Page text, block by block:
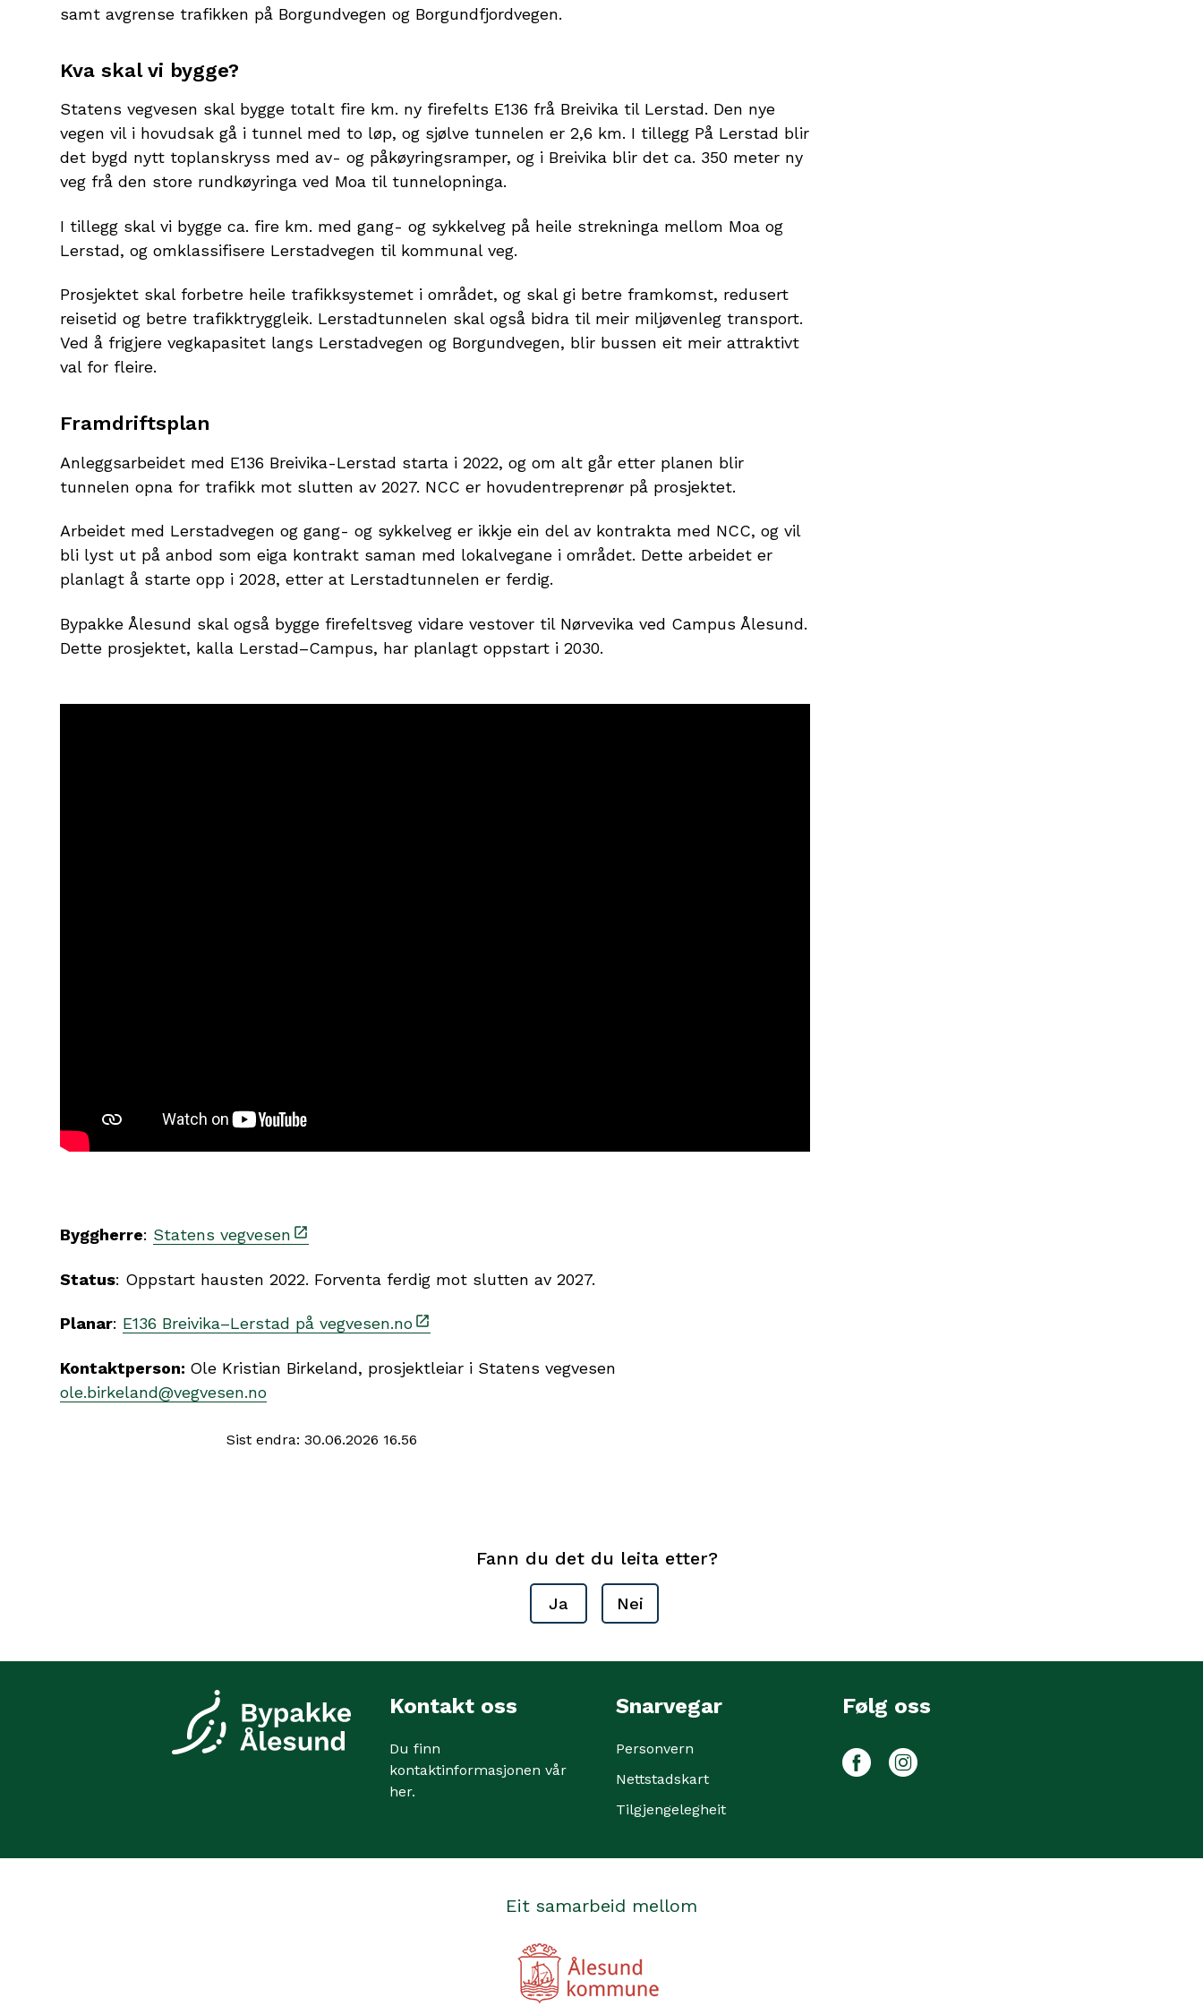
samt avgrense trafikken på Borgundvegen og Borgundfjordvegen.
Kva skal vi bygge?
Statens vegvesen skal bygge totalt fire km. ny firefelts E136 frå Breivika til Lerstad. Den nye
vegen vil i hovudsak gå i tunnel med to løp, og sjølve tunnelen er 2,6 km. I tillegg På Lerstad blir
det bygd nytt toplanskryss med av- og påkøyringsramper, og i Breivika blir det ca. 350 meter ny
veg frå den store rundkøyringa ved Moa til tunnelopninga.
I tillegg skal vi bygge ca. fire km. med gang- og sykkelveg på heile strekninga mellom Moa og
Lerstad, og omklassifisere Lerstadvegen til kommunal veg.
Prosjektet skal forbetre heile trafikksystemet i området, og skal gi betre framkomst, redusert
reisetid og betre trafikktryggleik. Lerstadtunnelen skal også bidra til meir miljøvenleg transport.
Ved å frigjere vegkapasitet langs Lerstadvegen og Borgundvegen, blir bussen eit meir attraktivt
val for fleire.
Framdriftsplan
Anleggsarbeidet med E136 Breivika-Lerstad starta i 2022, og om alt går etter planen blir
tunnelen opna for trafikk mot slutten av 2027. NCC er hovudentreprenør på prosjektet.
Arbeidet med Lerstadvegen og gang- og sykkelveg er ikkje ein del av kontrakta med NCC, og vil
bli lyst ut på anbod som eiga kontrakt saman med lokalvegane i området. Dette arbeidet er
planlagt å starte opp i 2028, etter at Lerstadtunnelen er ferdig.
Bypakke Ålesund skal også bygge firefeltsveg vidare vestover til Nørvevika ved Campus Ålesund.
Dette prosjektet, kalla Lerstad–Campus, har planlagt oppstart i 2030.
Byggherre: Statens vegvesen
Status: Oppstart hausten 2022. Forventa ferdig mot slutten av 2027.
Planar: E136 Breivika–Lerstad på vegvesen.no
Kontaktperson: Ole Kristian Birkeland, prosjektleiar i Statens vegvesen
ole.birkeland@vegvesen.no
Sist endra 30.06.2026 16.56
Fann du det du leita etter?
Ja Nei
Kontakt oss
Du finn
kontaktinformasjonen vår
her.
Snarvegar
Personvern
Nettstadskart
Tilgjengelegheit
Følg oss
Facebook
Eit samarbeid mellom